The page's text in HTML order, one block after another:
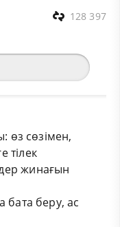
128 397
өз сөзімен,
тілек
жинағын
бата беру, ас